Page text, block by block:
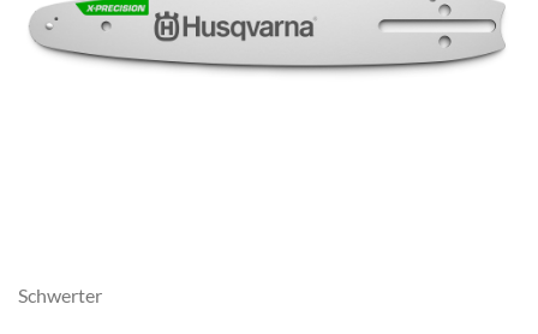
Schwerter